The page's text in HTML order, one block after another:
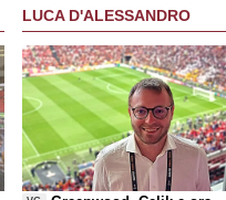
LUCA D'ALESSANDRO